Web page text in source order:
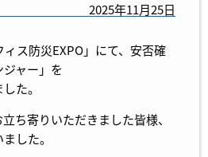
2025年11月25日
ィス防災EXPO」にて、安否確
ャー」を
た。
ち寄りいただきました皆様、
した。